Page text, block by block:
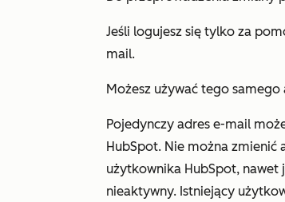
Jeśli logujesz się tylko za
mail.
Możesz używać tego
Pojedynczy adres e-mail
HubSpot. Nie można zmienić
użytkownika HubSpot,
nieaktywny. Istniejący